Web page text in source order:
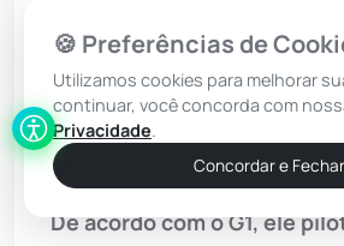
morreu nesta sexta-feira
decorrência de um grave
trânsito ocorrido em
interior de São Paulo.
De acordo com o G1, ele
🍪 Preferências de
Utilizamos cookies para melhorar
continuar, você concorda com
Privacidade.
Concordar e Fechar